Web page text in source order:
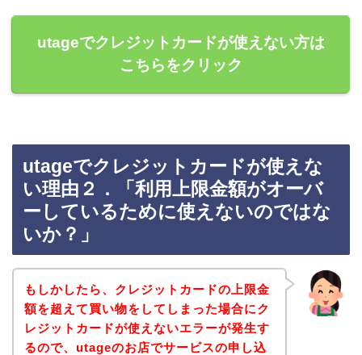
utageでクレジットカードが使えない方は
こちらをクリック
utageでクレジットカードが使えな
い理由２．「利用上限金額がオーバ
ーしているために使えないのではな
いか？」
もしかしたら、クレジットカードの上限金
額を超えて買い物をしてしまった場合にク
レジットカードが使えないエラーが発生す
るので、utageのお店でサービスの申し込